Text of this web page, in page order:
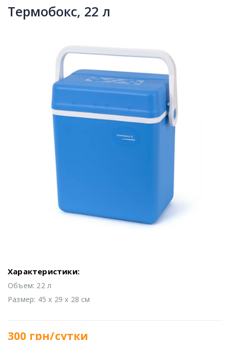
Термобокс, 22 л
Характеристики:
Объем: 22 л
Размер: 45 х 29 х 28 см
300 грн/сутки